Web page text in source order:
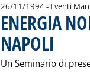
26/11/1994- Eventi
ENERGIA
NAPOLI
Un Seminario di